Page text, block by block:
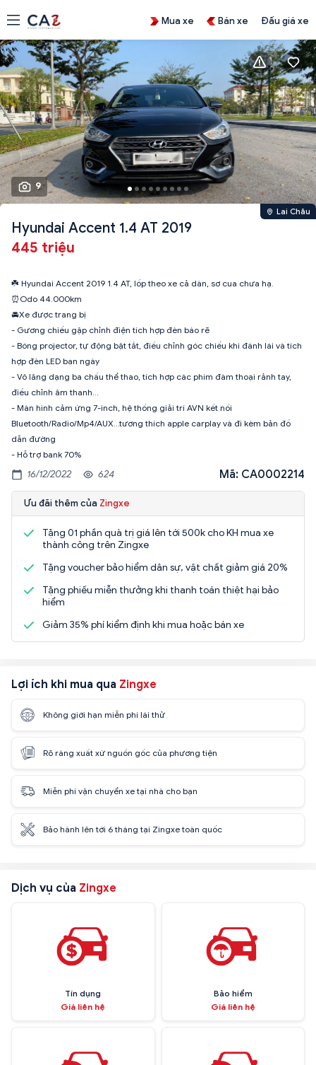
Mua xe Bán xe Đấu giá xe
9
Lai Châu
Hyundai Accent 1.4 AT 2019
445 triệu
☘️ Hyundai Accent 2019 1.4 AT, lốp theo xe cả dàn, sơ cua chưa hạ.
⏰Odo 44.000km
🚘Xe được trang bị
- Gương chiếu gập chỉnh điện tích hợp đèn báo rẽ
- Bóng projector, tự động bật tắt, điều chỉnh góc chiếu khi đánh lái và tích
hợp đèn LED ban ngày
- Vô lăng dạng ba chấu thể thao, tích hợp các phím đàm thoại rảnh tay,
điều chỉnh âm thanh...
- Màn hình cảm ứng 7-inch, hệ thống giải trí AVN kết nối
Bluetooth/Radio/Mp4/AUX...tương thích apple carplay và đi kèm bản đồ
dẫn đường
- Hỗ trợ bank 70%
16/12/2022 624 Mã: CA0002214
Ưu đãi thêm của Zingxe
Tặng 01 phần quà trị giá lên tới 500k cho KH mua xe
thành công trên Zingxe
Tặng voucher bảo hiểm dân sự, vật chất giảm giá 20%
Tặng phiếu miễn thưởng khi thanh toán thiệt hại bảo
hiểm
Giảm 35% phí kiểm định khi mua hoặc bán xe
Lợi ích khi mua qua Zingxe
Không giới hạn miễn phí lái thử
Rõ ràng xuất xứ nguồn gốc của phương tiện
Miễn phí vận chuyển xe tại nhà cho bạn
Bảo hành lên tới 6 tháng tại Zingxe toàn quốc
Dịch vụ của Zingxe
Tín dụng
Giá liên hệ
Bảo hiểm
Giá liên hệ